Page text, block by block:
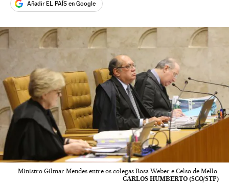
Añadir EL PAÍS en Google
Ministro Gilmar Mendes entre os colegas Rosa Weber e Celso de Mello.
CARLOS HUMBERTO (SCO/STF)